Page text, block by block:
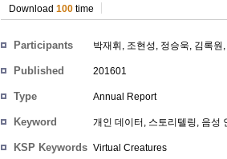
Download 100 time
Participants 박재휘 , 조현성, 정승욱, 김록원 ,
Published 201601
Type Annual Report
Keyword 개인 데이터, 스토리텔링, 음성
KSP Keywords Virtual Creatures